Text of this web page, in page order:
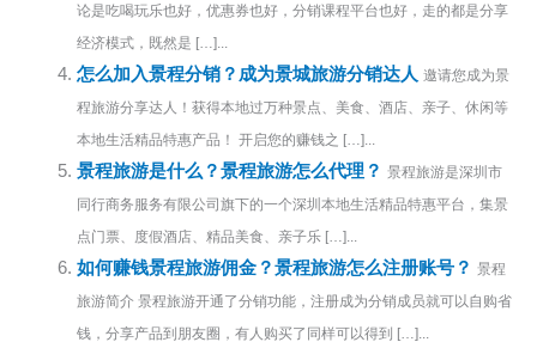
论是吃喝玩乐也好，优惠券也好，分销课程平台也好，走的都是分享
经济模式，既然是 […]...
怎么加入景程分销？成为景城旅游分销达人 邀请您成为景
程旅游分享达人！获得本地过万种景点、美食、酒店、亲子、休闲等
本地生活精品特惠产品！ 开启您的赚钱之 […]...
景程旅游是什么？景程旅游怎么代理？ 景程旅游是深圳市
同行商务服务有限公司旗下的一个深圳本地生活精品特惠平台，集景
点门票、度假酒店、精品美食、亲子乐 […]...
如何赚钱景程旅游佣金？景程旅游怎么注册账号？ 景程
旅游简介 景程旅游开通了分销功能，注册成为分销成员就可以自购省
钱，分享产品到朋友圈，有人购买了同样可以得到 […]...